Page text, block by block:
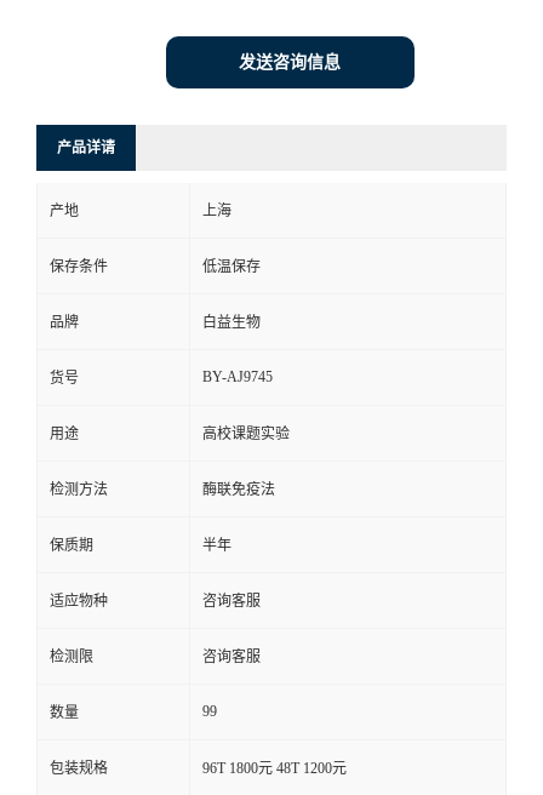
发送咨询信息
产品详请
产地 上海
保存条件 低温保存
品牌 白益生物
货号 BY-AJ9745
用途 高校课题实验
检测方法 酶联免疫法
保质期 半年
适应物种 咨询客服
检测限 咨询客服
数量 99
包装规格 96T 1800元 48T 1200元